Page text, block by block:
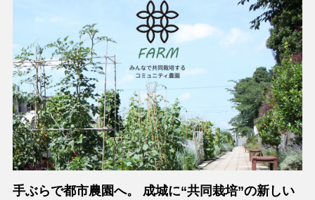
手ぶらで都市農園へ。 成城に“共同栽培”の新しい